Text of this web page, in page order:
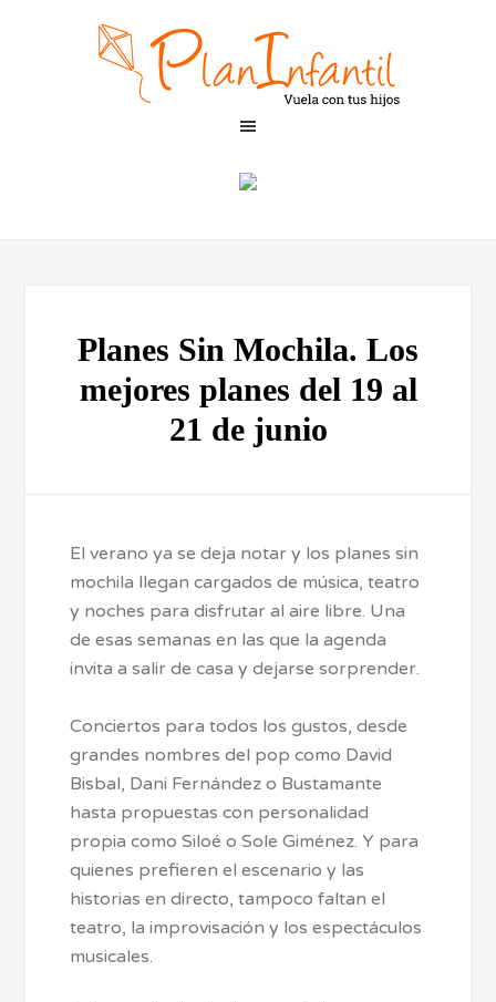
Planes Sin Mochila. Los
mejores planes del 19 al
21 de junio
El verano ya se deja notar y los planes sin
mochila llegan cargados de música, teatro
y noches para disfrutar al aire libre. Una
de esas semanas en las que la agenda
invita a salir de casa y dejarse sorprender.
Conciertos para todos los gustos, desde
grandes nombres del pop como David
Bisbal, Dani Fernández o Bustamante
hasta propuestas con personalidad
propia como Siloé o Sole Giménez. Y para
quienes prefieren el escenario y las
historias en directo, tampoco faltan el
teatro, la improvisación y los espectáculos
musicales.